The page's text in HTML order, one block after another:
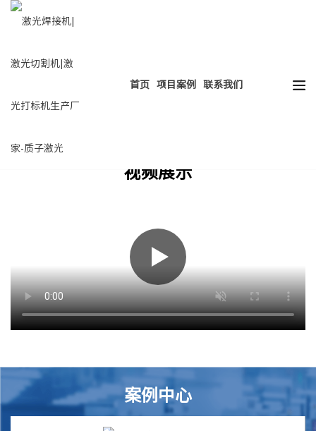
首页 项目案例 联系我们
激光切割 激光打标 激光清洗
视频展示
案例中心